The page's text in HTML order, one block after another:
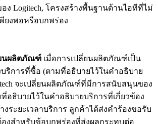
ง Logitech, โครงสร้างพื้นฐานด้านไอทีที่ไม่
พียงพอหรือบกพร่อง
นผลิตภัณฑ์ เมื่อการเปลี่ยนผลิตภัณฑ์เป็น
ริการที่ซื้อ (ตามที่อธิบายไว้ในคำอธิบาย
จะเปลี่ยนผลิตภัณฑ์ที่มีการสนับสนุนของ
ที่อธิบายไว้ในคำอธิบายบริการที่เกี่ยวข้อง
งระยะเวลาบริการ ลูกค้าได้ส่งคำร้องขอรับ
งสำหรับข้อบกพร่องที่ส่งผลกระทบต่อ